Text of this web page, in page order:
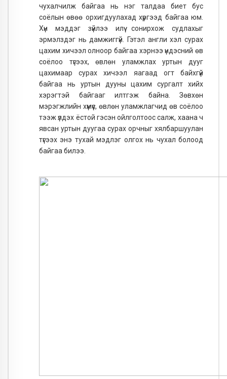
чухалчилж байгаа нь нэг талдаа биет бус
соёлын өвөө орхигдуулахад хүргээд байгаа юм.
Хүн мэддэг зүйлээ илүү сонирхож судлахыг
эрмэлздэг нь дамжиггүй. Гэтэл англи хэл сурах
цахим хичээл олноор байгаа хэрнээ үндэсний өв
соёлоо түгээх, өвлөн уламжлах уртын дууг
цахимаар сурах хичээл яагаад огт байхгүй
байгаа нь уртын дууны цахим сургалт хийх
хэрэгтэй байгааг илтгэж байна. Зөвхөн
мэрэгжлийн хүмүүс, өвлөн уламжлагчид өв соёлоо
тээж үлдэх ёстой гэсэн ойлголтоос салж, хаана ч
явсан уртын дуугаа сурах орчныг хялбаршуулан
түгээх энэ тухай мэдлэг олгох нь чухал болоод
байгаа билээ.